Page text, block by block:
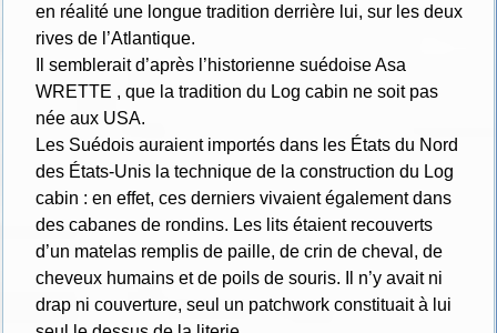
en réalité une longue tradition derrière lui, sur les deux
rives de l’Atlantique.
Il semblerait d’après l’historienne suédoise Asa
WRETTE , que la tradition du Log cabin ne soit pas
née aux USA.
Les Suédois auraient importés dans les États du Nord
des États-Unis la technique de la construction du Log
cabin : en effet, ces derniers vivaient également dans
des cabanes de rondins. Les lits étaient recouverts
d’un matelas remplis de paille, de crin de cheval, de
cheveux humains et de poils de souris. Il n’y avait ni
drap ni couverture, seul un patchwork constituait à lui